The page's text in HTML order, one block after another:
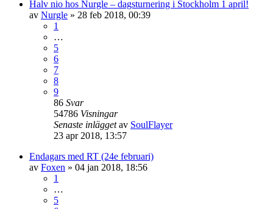
Halv nio hos Nurgle – dagsturnering i Stockholm 1 april!
av Nurgle » 28 feb 2018, 00:39
1
…
5
6
7
8
9
86 Svar
54786 Visningar
Senaste inläggetav SoulFlayer
23 apr 2018, 13:57
Endagars med RT (24e februari)
av Foxen » 04 jan 2018, 18:56
1
…
5